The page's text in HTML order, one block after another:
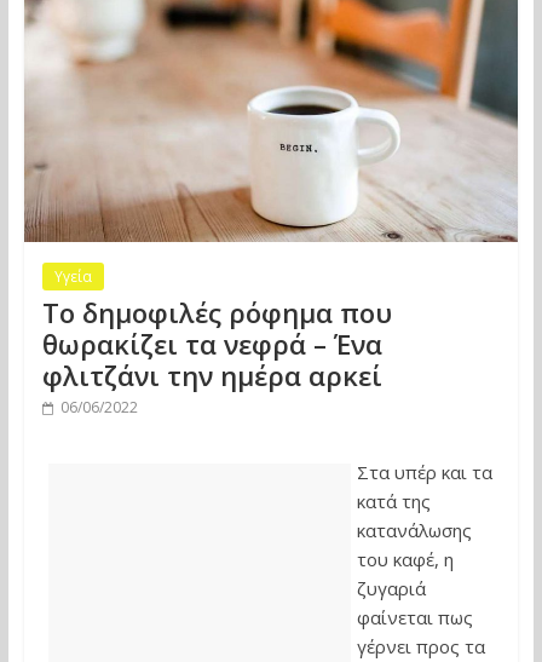
Υγεία
Το δημοφιλές ρόφημα που
θωρακίζει τα νεφρά – Ένα
φλιτζάνι την ημέρα αρκεί
06/06/2022
Στα υπέρ και τα
κατά της
κατανάλωσης
του καφέ, η
ζυγαριά
φαίνεται πως
γέρνει προς τα